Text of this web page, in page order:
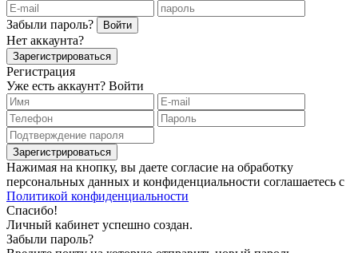
Забыли пароль? Войти
Нет аккаунта?
Зарегистрироваться
Регистрация
Уже есть аккаунт? Войти
Зарегистрироваться
Нажимая на кнопку, вы даете согласие на обработку
персональных данных и конфиденциальности соглашаетесь с
Политикой конфиденциальности
Спасибо!
Личный кабинет успешно создан.
Забыли пароль?